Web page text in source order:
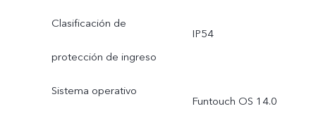
Clasificación de
protección de ingreso
IP54
Sistema operativo
Funtouch OS 14.0